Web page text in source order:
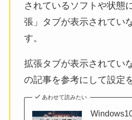
されているソフトや状態
張」タブが表示されてい
す。
拡張タブが表示されてい
の記事を参考にして設定
あわせて読みたい